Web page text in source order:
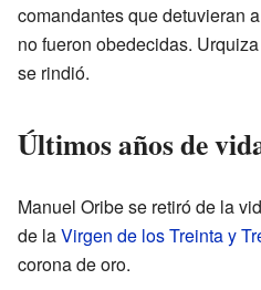
comandantes que detuvieran
no fueron obedecidas.
se rindió.
Últimos años de
Manuel Oribe se retiró de la
de laVirgen de los Treinta y
corona de oro.